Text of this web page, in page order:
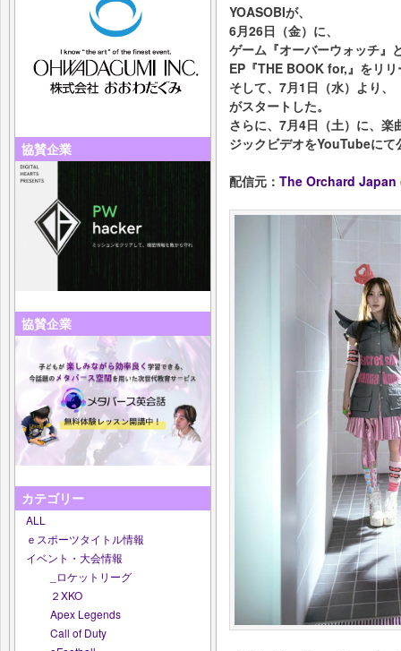
協賛企業
協賛企業
カテゴリー
ALL
ｅスポーツタイトル情報
イベント・大会情報
_ロケットリーグ
２XKO
Apex Legends
Call of Duty
YOASOBIが、
6月26日（金）に、
ゲーム『オーバーウォッチ』
EP『THE BOOK for,』をリリ
そして、7月1日（水）より、
がスタートした。
さらに、7月4日（土）に、楽
ジックビデオをYouTubeにて
配信元： The Orchard Japan